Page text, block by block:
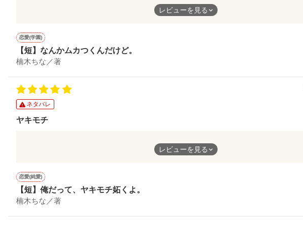
好きです！素敵な作品ありがとうございます！
レビューを見る
恋愛(学園)
【短】なんかムカつくんだけど。
楠木ちな／著
ネタバレ
ヤキモチ
でも、不意にヤキモチ！
どストライクです！
レビューを見る
恋愛(純愛)
【短】俺だって、ヤキモチ妬くよ。
楠木ちな／著